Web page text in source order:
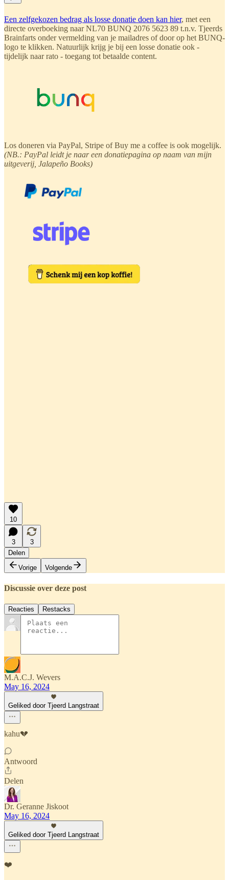
Een zelfgekozen bedrag als losse donatie doen kan hier, met een
directe overboeking naar NL70 BUNQ 2076 5623 89 t.n.v. Tjeerds
Brainfarts onder vermelding van je mailadres of door op het BUNQ-
logo te klikken. Natuurlijk krijg je bij een losse donatie ook -
tijdelijk naar rato - toegang tot betaalde content.
Los doneren via PayPal, Stripe of Buy me a coffee is ook mogelijk.
(NB.: PayPal leidt je naar een donatiepagina op naam van mijn
uitgeverij, Jalapeño Books)
10
3
3
Delen
Vorige
Volgende
Discussie over deze post
Reacties Restacks
M.A.C.J. Wevers
May 16, 2024
Geliked door Tjeerd Langstraat
kahu💔
Antwoord
Delen
Dr. Geranne Jiskoot
May 16, 2024
Geliked door Tjeerd Langstraat
❤️